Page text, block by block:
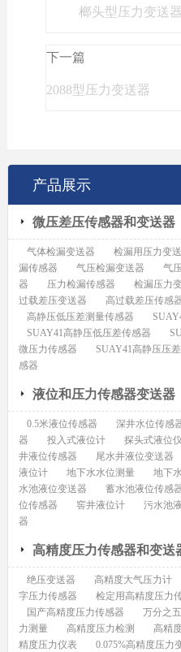
榔头型压力变送器
下一篇
2088型压力变送器
产品展示
微压差压传感器和变送器
气体检漏变送器 检漏用压力变
漏传感器
气压检漏变送器 气
器
压力检漏传感器 检漏压力
过载差压变送器
高过载差压传感
高静压低压差测量传感器
SUAY41高静压低压差传感器
微压力传感器
SUAY41高静压压
感器
液位和压力传感器变送器
0.5米液位传感器 深井水位传感
器
投入式液位计 探头式液位仪
井液位传感器
尾水井液位变送器
液位计
地下水水位测量 地下
水池液位变送器
蓄水池液位传感
位传感器
窖井液位计 污水池
器
高精度压力传感器和变送
绝压变送器 高精度大气压力计
字压力传感器
检定用高精度压力
国产高精度压力传感器
万分之
力测量
高精度压力检测 高精
精度压力仪表
0.075%高精度压力